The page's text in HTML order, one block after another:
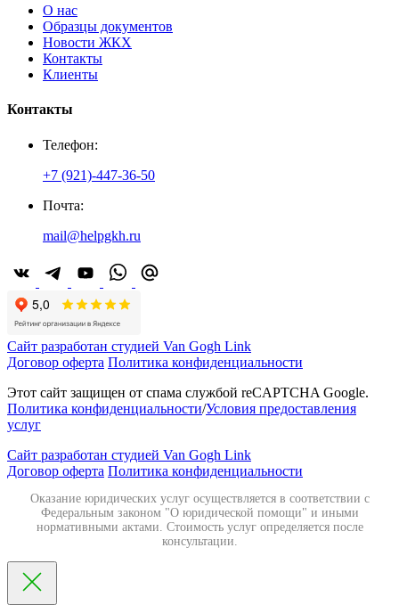
О нас
Образцы документов
Новости ЖКХ
Контакты
Клиенты
Контакты
Телефон:
+7 (921)-447-36-50
Почта:
mail@helpgkh.ru
Сайт разработан студией Van Gogh Link
Договор оферта Политика конфиденциальности
Этот сайт защищен от спама службой reCAPTCHA Google.
Политика конфиденциальности/Условия предоставления
услуг
Сайт разработан студией Van Gogh Link
Договор оферта Политика конфиденциальности
Оказание юридических услуг осуществляется в соответствии с
Федеральным законом "О юридической помощи" и иными
нормативными актами. Стоимость услуг определяется после
консультации.